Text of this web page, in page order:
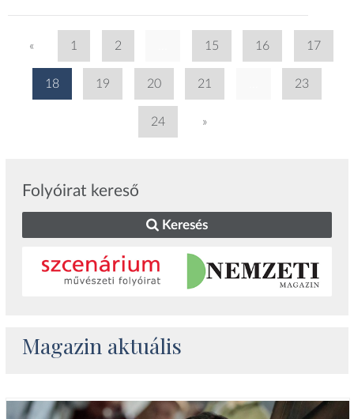
« 1 2 15 16 17
18 19 20 21 23
24 »
Folyóirat kereső
Keresés
Magazin aktuális